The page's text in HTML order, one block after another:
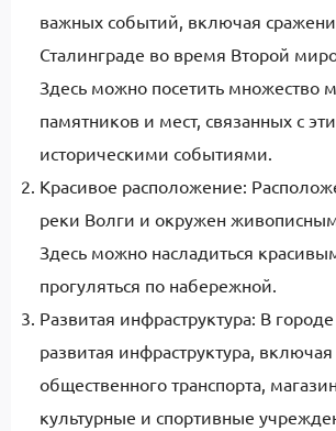
важных событий, включая
Сталинграде во время Второй
Здесь можно посетить множество
памятников и мест, связанных с
историческими событиями.
Красивое расположение:
реки Волги и окружен
Здесь можно насладиться
прогуляться по набережной.
Развитая инфраструктура: В
развитая инфраструктура,
общественного транспорта,
культурные и спортивные